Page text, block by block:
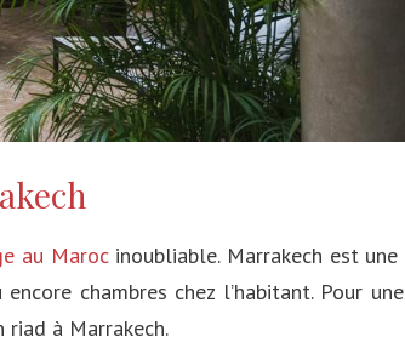
au Marocinoubliable. Marrakech est
chambres chez l’habitant. Pour
riad à Marrakech.